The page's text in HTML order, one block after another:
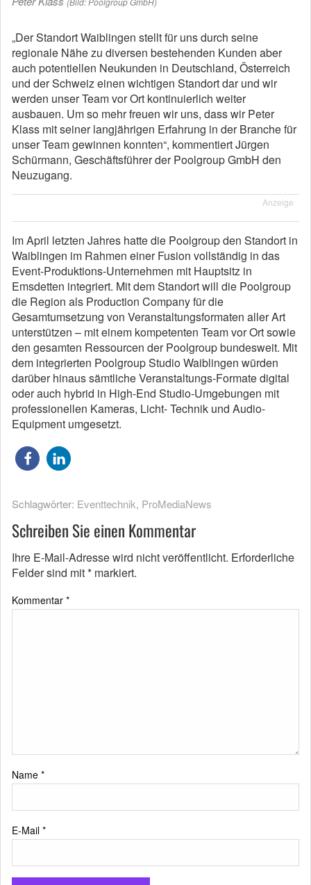
„Der Standort Waiblingen stellt für uns durch seine
regionale Nähe zu diversen bestehenden Kunden aber
auch potentiellen Neukunden in Deutschland, Österreich
und der Schweiz einen wichtigen Standort dar und wir
werden unser Team vor Ort kontinuierlich weiter
ausbauen. Um so mehr freuen wir uns, dass wir Peter
Klass mit seiner langjährigen Erfahrung in der Branche für
unser Team gewinnen konnten“, kommentiert Jürgen
Schürmann, Geschäftsführer der Poolgroup GmbH den
Neuzugang.
Anzeige
Im April letzten Jahres hatte die Poolgroup den Standort in
Waiblingen im Rahmen einer Fusion vollständig in das
Event-Produktions-Unternehmen mit Hauptsitz in
Emsdetten integriert. Mit dem Standort will die Poolgroup
die Region als Production Company für die
Gesamtumsetzung von Veranstaltungsformaten aller Art
unterstützen – mit einem kompetenten Team vor Ort sowie
den gesamten Ressourcen der Poolgroup bundesweit. Mit
dem integrierten Poolgroup Studio Waiblingen würden
darüber hinaus sämtliche Veranstaltungs-Formate digital
oder auch hybrid in High-End Studio-Umgebungen mit
professionellen Kameras, Licht- Technik und Audio-
Equipment umgesetzt.
Schlagwörter: Eventtechnik, ProMediaNews
Schreiben Sie einen Kommentar
Ihre E-Mail-Adresse wird nicht veröffentlicht. Erforderliche
Felder sind mit* markiert.
Kommentar *
Name *
E-Mail *